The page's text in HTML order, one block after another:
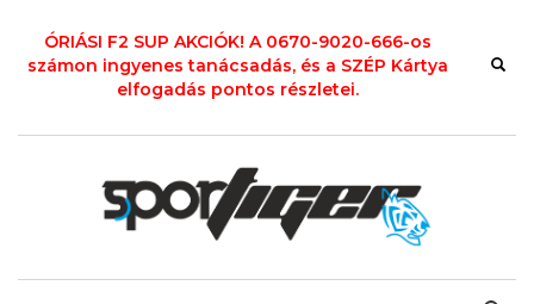
ÓRIÁSI F2 SUP AKCIÓK! A 0670-9020-666-os
számon ingyenes tanácsadás, és a SZÉP Kártya
elfogadás pontos részletei.